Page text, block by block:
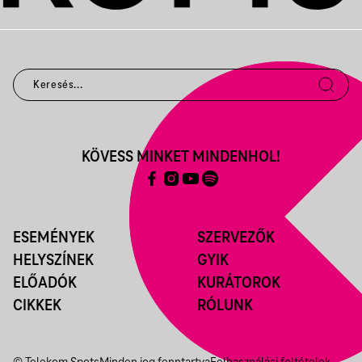
ESEMÉNYEK
HELYSZÍNEK
ELŐADÓK
CIKKEK
SZERVEZŐK
GYIK
KURÁTOROK
RÓLUNK
KÖVESS MINKET MINDENHOL!